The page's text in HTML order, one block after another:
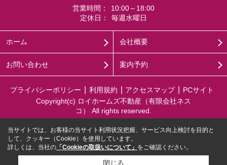
営業時間：
10:00～18:00
定休日：
毎週水曜日
ホーム 会社概要
お問い合わせ 案内予約
プライバシーポリシー 利用規約 アクセスマップ
PCサイト
Copyright(c) ロイホームズ不動産（有限会社ネス
コ） All rights reserved.
当サイトでは、お客様の当サイト利用状況把握、サービス向上検討を目的と
して、クッキー（Cookie）を使用しています。
詳しくは、当社の 「Cookieの取扱いについて」 をご確認ください。
閉じる